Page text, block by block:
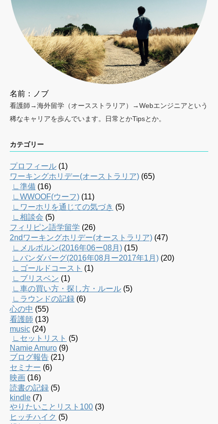
名前：ノブ
看護師→海外留学（オースストラリア）→Webエンジニアという
稀なキャリアを歩んでいます。日常とかTipsとか。
カテゴリー
プロフィール (1)
ワーキングホリデー(オーストラリア) (65)
∟準備 (16)
∟WWOOF(ウーフ) (11)
∟ワーホリを通じての気づき (5)
∟相談会 (5)
フィリピン語学留学 (26)
2ndワーキングホリデー(オーストラリア) (47)
∟メルボルン(2016年06ー08月) (15)
∟バンダバーグ(2016年08月ー2017年1月) (20)
∟ゴールドコースト (1)
∟ブリスベン (1)
∟車の買い方・探し方・ルール (5)
∟ラウンドの記録 (6)
心の中 (55)
看護師 (13)
music (24)
∟セットリスト (5)
Namie Amuro (9)
ブログ報告 (21)
セミナー (6)
映画 (16)
読書の記録 (5)
kindle (7)
やりたいことリスト100 (3)
ヒッチハイク (5)